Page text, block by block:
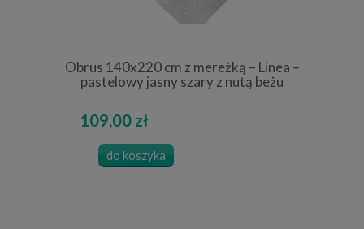
Obrus 140x220 cm z mereżką – Linea –
pastelowy jasny szary z nutą beżu
109,00 zł
do koszyka